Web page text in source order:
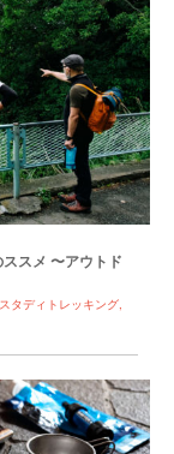
ウトド
タディトレッキング